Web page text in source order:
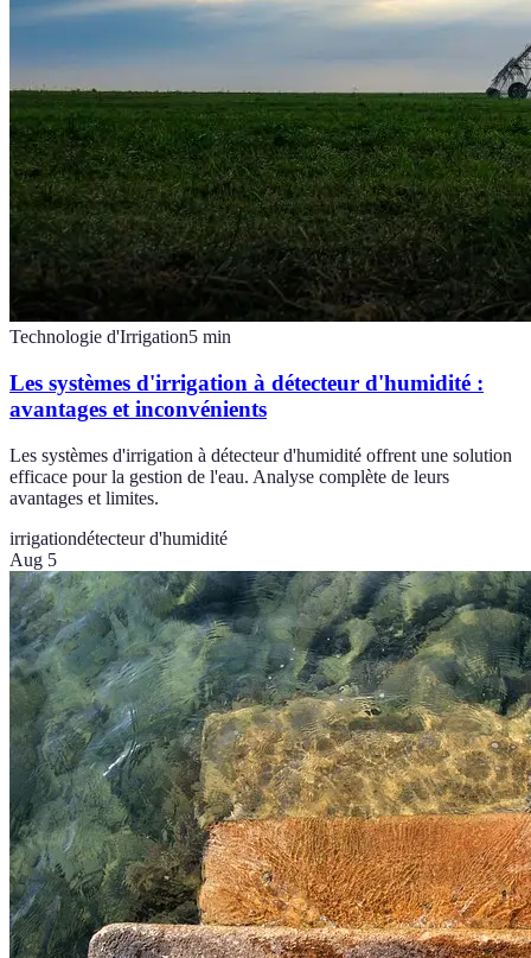
Technologie d'Irrigation5 min
Les systèmes d'irrigation à détecteur d'humidité :
avantages et inconvénients
Les systèmes d'irrigation à détecteur d'humidité offrent une solution
efficace pour la gestion de l'eau. Analyse complète de leurs
avantages et limites.
irrigationdétecteur d'humidité
Aug 5